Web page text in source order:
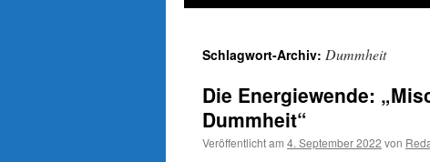
Schlagwort-Archiv: Dummheit
Die Energiewende:
Dummheit“
Veröffentlicht am 4. September 2022 von